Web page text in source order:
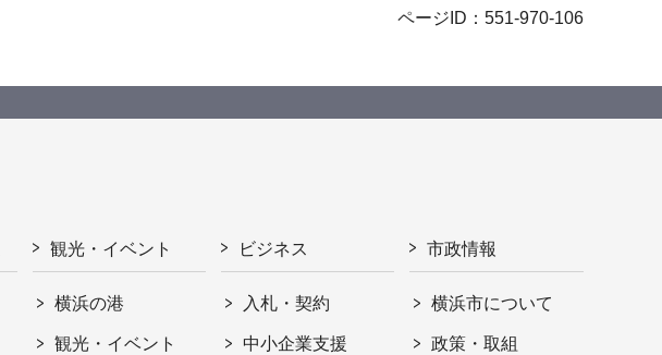
ページID：551-970-106
観光・イベント
横浜の港
観光・イベント
ビジネス
入札・契約
中小企業支援
市政情報
横浜市について
政策・取組